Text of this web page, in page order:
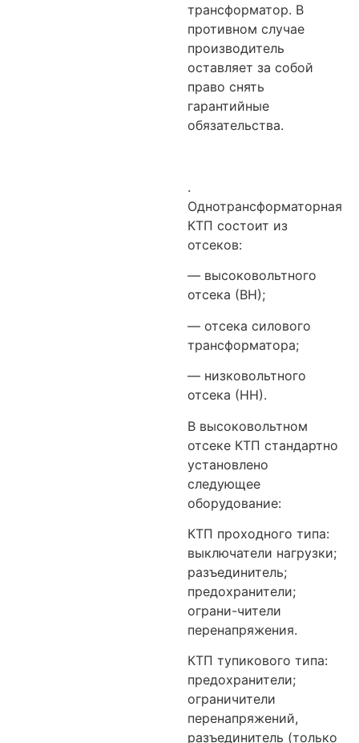
трансформатор. В
противном случае
производитель
оставляет за собой
право снять
гарантийные
обязательства.
.
Однотрансформаторная
КТП состоит из
отсеков:
— высоковольтного
отсека (ВН);
— отсека силового
трансформатора;
— низковольтного
отсека (НН).
В высоковольтном
отсеке КТП стандартно
установлено
следующее
оборудование:
КТП проходного типа:
выключатели нагрузки;
разъединитель;
предохранители;
ограни-чители
перенапряжения.
КТП тупикового типа:
предохранители;
ограничители
перенапряжений,
разъединитель (только